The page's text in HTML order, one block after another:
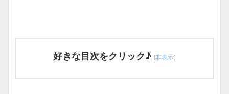
好きな目次をクリック♪ [非表示]